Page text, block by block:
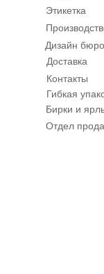
Этикетка
Дизайн бюро
Доставка
Контакты
Гибкая
Бирки и
Отдел